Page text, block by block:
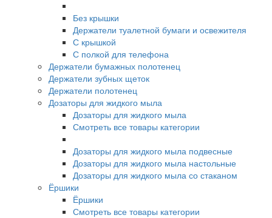
Без крышки
Держатели туалетной бумаги и освежителя
С крышкой
С полкой для телефона
Держатели бумажных полотенец
Держатели зубных щеток
Держатели полотенец
Дозаторы для жидкого мыла
Дозаторы для жидкого мыла
Смотреть все товары категории
Дозаторы для жидкого мыла подвесные
Дозаторы для жидкого мыла настольные
Дозаторы для жидкого мыла со стаканом
Ёршики
Ёршики
Смотреть все товары категории